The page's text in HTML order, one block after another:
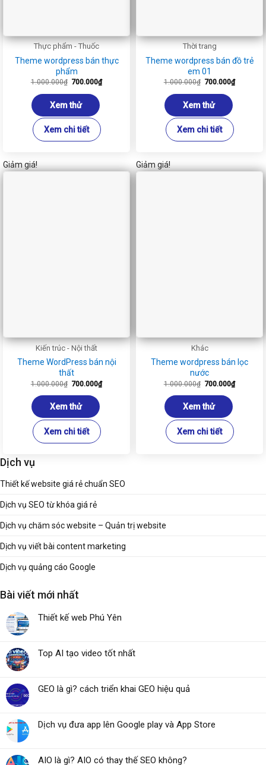
Thực phẩm - Thuốc
Theme wordpress bán thực
phẩm
1.000.000₫ Giá
là:
1.000.000₫.
700.000₫Giá
hiện
Xem thử
Xem chi tiết
Thời trang
Theme wordpress bán đồ trẻ
em 01
1.000.000₫ Giá
là:
1.000.000₫.
700.000₫Giá
hiện
Xem thử
Xem chi tiết
Giảm giá!
Kiến trúc - Nội thất
Theme WordPress bán nội
thất
1.000.000₫ Giá
là:
1.000.000₫.
700.000₫Giá
hiện
Xem thử
Xem chi tiết
Giảm giá!
Khác
Theme wordpress bán lọc
nước
1.000.000₫ Giá
là:
1.000.000₫.
700.000₫Giá
hiện
Xem thử
Xem chi tiết
Dịch vụ
Thiết kế website giá rẻ chuẩn SEO
Dịch vụ SEO từ khóa giá rẻ
Dịch vụ chăm sóc website – Quản trị website
Dịch vụ viết bài content marketing
Dịch vụ quảng cáo Google
Bài viết mới nhất
Thiết kế web Phú Yên
Top AI tạo video tốt nhất
GEO là gì? cách triển khai GEO hiệu quả
Dịch vụ đưa app lên Google play và App Store
AIO là gì? AIO có thay thế SEO không?